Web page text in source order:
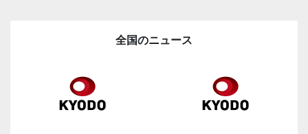
全国のニュース